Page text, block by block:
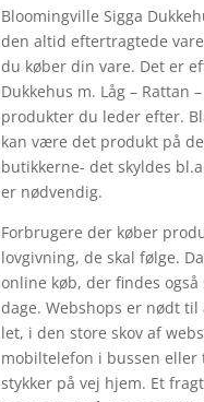
Bloomingville Sigga
den altid eftertragtede
du køber din vare. Det er
Dukkehus m. Låg –
produkter du leder efter.
kan være det produkt på
butikkerne- det skyldes
er nødvendig.
Forbrugere der køber
lovgivning, de skal følge.
online køb, der findes
dage. Webshops er nødt
let, i den store skov af
mobiltelefon i bussen
stykker på vej hjem. Et